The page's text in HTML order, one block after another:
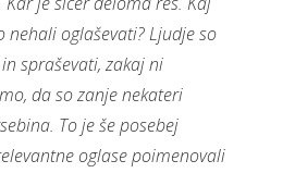
nehali oglaševati? Ljudje so
spraševati, zakaj ni
da so zanje nekateri
To je še posebej
oglase poimenovali